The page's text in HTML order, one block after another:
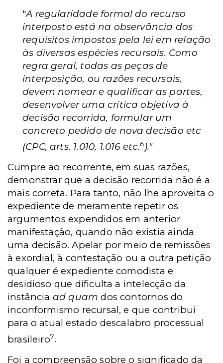
"A regularidade formal do recurso
interposto está na observância dos
requisitos impostos pela lei em relação
às diversas espécies recursais. Como
regra geral, todas as peças de
interposição, ou razões recursais,
devem nomear e qualificar as partes,
desenvolver uma crítica objetiva à
decisão recorrida, formular um
concreto pedido de nova decisão etc
(CPC, arts. 1.010, 1.016 etc.6)."
Cumpre ao recorrente, em suas razões,
demonstrar que a decisão recorrida não é a
mais correta. Para tanto, não lhe aproveita o
expediente de meramente repetir os
argumentos expendidos em anterior
manifestação, quando não existia ainda
uma decisão. Apelar por meio de remissões
à exordial, à contestação ou a outra petição
qualquer é expediente comodista e
desidioso que dificulta a intelecção da
instância ad quam dos contornos do
inconformismo recursal, e que contribui
para o atual estado descalabro processual
brasileiro7.
Foi a compreensão sobre o significado da